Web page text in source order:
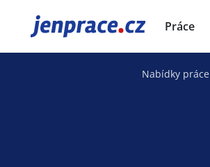
JenPráce.cz Práce
Nabídky práce